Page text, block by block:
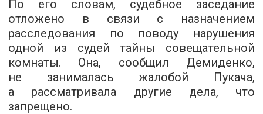
По его словам, судебное заседание
отложено в связи с назначением
расследования по поводу нарушения
одной из судей тайны совещательной
комнаты. Она, сообщил Демиденко,
не занималась жалобой Пукача,
а рассматривала другие дела, что
запрещено.